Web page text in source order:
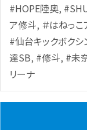
#HOPE陸奥,
ア修斗, ＃はねっ
#仙台キックボクシ
達SB, #修斗, #未
リーナ